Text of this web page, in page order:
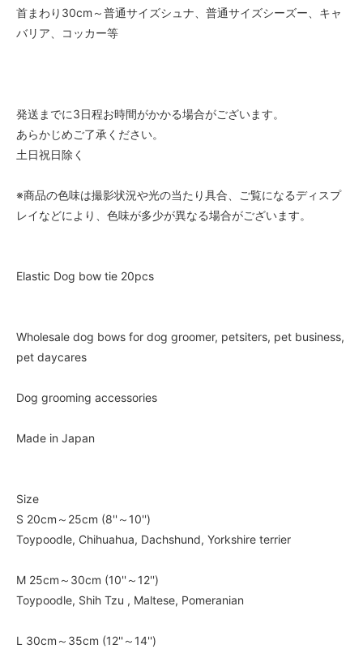
首まわり30cm～普通サイズシュナ、普通サイズシーズー、キャ
バリア、コッカー等
発送までに3日程お時間がかかる場合がございます。
あらかじめご了承ください。
土日祝日除く
※商品の色味は撮影状況や光の当たり具合、ご覧になるディスプ
レイなどにより、色味が多少が異なる場合がございます。
Elastic Dog bow tie 20pcs
Wholesale dog bows for dog groomer, petsiters, pet business,
pet daycares
Dog grooming accessories
Made in Japan
Size
S 20cm～25cm (8''～10'')
Toypoodle, Chihuahua, Dachshund, Yorkshire terrier
M 25cm～30cm (10''～12'')
Toypoodle, Shih Tzu , Maltese, Pomeranian
L 30cm～35cm (12''～14'')